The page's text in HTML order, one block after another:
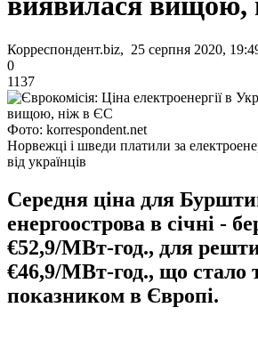
Корреспондент.biz, 25 серпня 2020,
0
1137
Фото: korrespondent.net
Норвежці і шведи платили за
від українців
Середня ціна для
енергоострова в січні -
€52,9/МВт-год., для
€46,9/МВт-год., що стало
показником в Європі.